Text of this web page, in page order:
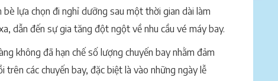
lựa chọn đi nghỉ dưỡng sau một thời gian dài làm
dẫn đến sự gia tăng đột ngột về nhu cầu vé máy bay.
không đã hạn chế số lượng chuyến bay nhằm đảm
trên các chuyến bay, đặc biệt là vào những ngày lễ